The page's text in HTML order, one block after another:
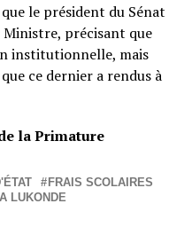
le président du Sénat
Ministre, précisant que
institutionnelle, mais
ce dernier a rendus à
la Primature
FRAIS SCOLAIRES
LUKONDE